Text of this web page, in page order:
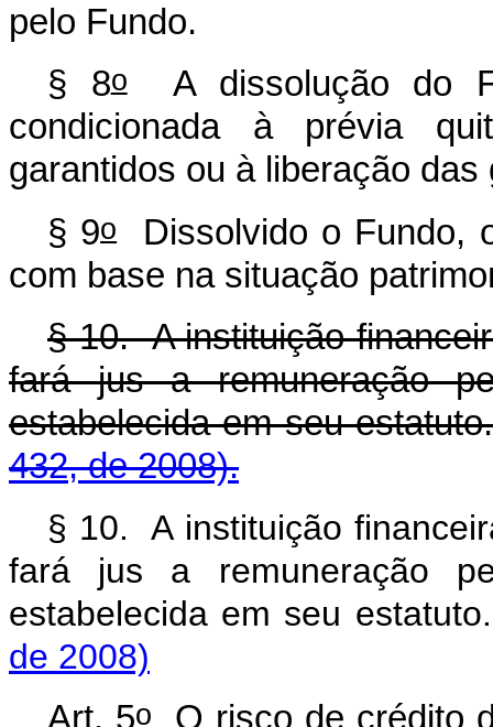
pelo Fundo.
§ 8oA dissolução do
condicionada à prévia
garantidos ou à liberação
§ 9oDissolvido o Fundo,
com base na situação
§ 10. A instituição
fará jus a remuneração
estabelecida em seu
432, de 2008).
§ 10. A instituição
fará jus a remuneração
estabelecida em seu
de 2008)
Art. 5o O risco de crédito